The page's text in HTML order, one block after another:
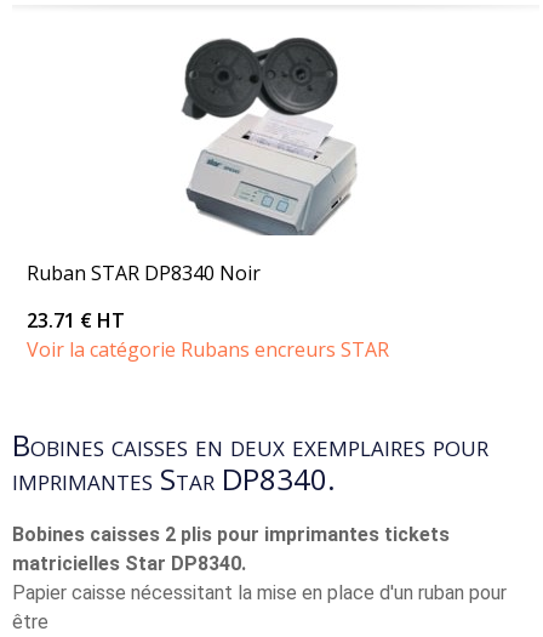
Ruban STAR DP8340 Noir
23.71 € HT
Voir la catégorie Rubans encreurs STAR
Bobines caisses en deux exemplaires pour
imprimantes Star DP8340.
Bobines caisses 2 plis pour imprimantes tickets
matricielles Star DP8340.
Papier caisse nécessitant la mise en place d'un ruban pour
être